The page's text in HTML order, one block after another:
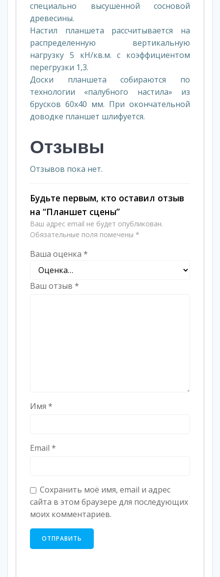
специально высушенной сосновой
древесины.
Настил планшета рассчитывается на
распределенную вертикальную
нагрузку 5 кН/кв.м. с коэффициентом
перегрузки 1,3.
Доски планшета собираются по
технологии «палубного настила» из
брусков 60x40 мм. При окончательной
доводке планшет шлифуется.
Отзывы
Отзывов пока нет.
Будьте первым, кто оставил отзыв
на “Планшет сцены”
Ваш адрес email не будет опубликован.
Обязательные поля помечены *
Ваша оценка *
Ваш отзыв *
Имя *
Email *
Сохранить моё имя, email и адрес
сайта в этом браузере для последующих
моих комментариев.